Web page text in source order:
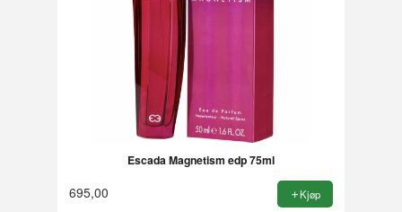
Escada Magnetism edp 75ml
695,00 Kjøp